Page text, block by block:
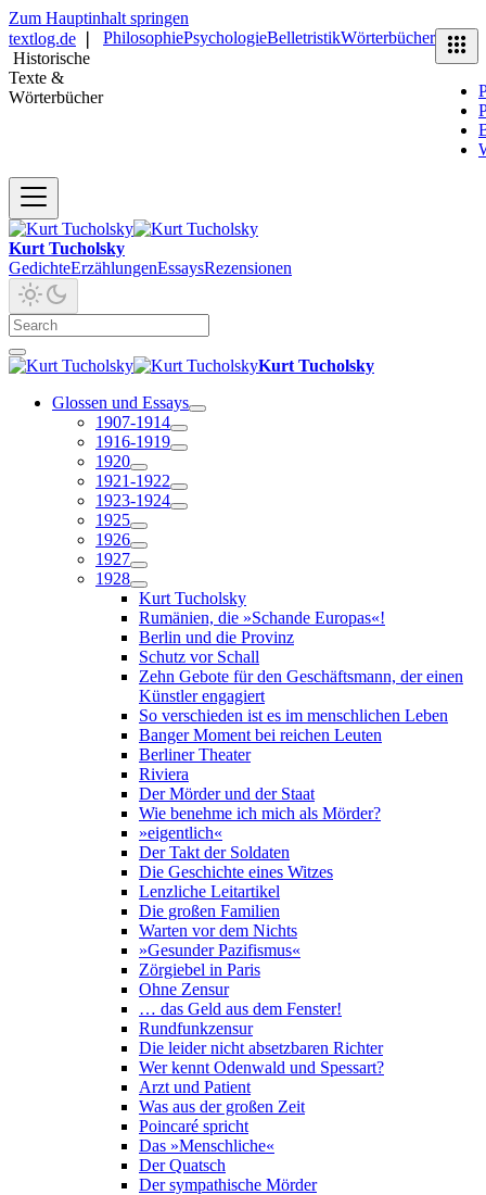
Zum Hauptinhalt springen
textlog.de
Historische
Texte &
Wörterbücher
PhilosophiePsychologieBelletristikWörterbücher
Kurt Tucholsky
GedichteErzählungenEssaysRezensionen
Kurt Tucholsky
Glossen und Essays
1907-1914
1916-1919
1920
1921-1922
1923-1924
1925
1926
1927
1928
Kurt Tucholsky
Rumänien, die »Schande Europas«!
Berlin und die Provinz
Schutz vor Schall
Zehn Gebote für den Geschäftsmann, der einen
Künstler engagiert
So verschieden ist es im menschlichen Leben
Banger Moment bei reichen Leuten
Berliner Theater
Riviera
Der Mörder und der Staat
Wie benehme ich mich als Mörder?
»eigentlich«
Der Takt der Soldaten
Die Geschichte eines Witzes
Lenzliche Leitartikel
Die großen Familien
Warten vor dem Nichts
»Gesunder Pazifismus«
Zörgiebel in Paris
Ohne Zensur
… das Geld aus dem Fenster!
Rundfunkzensur
Die leider nicht absetzbaren Richter
Wer kennt Odenwald und Spessart?
Arzt und Patient
Was aus der großen Zeit
Poincaré spricht
Das »Menschliche«
Der Quatsch
Der sympathische Mörder